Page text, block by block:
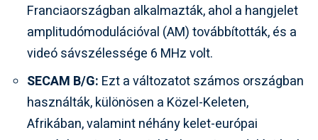
Franciaországban alkalmazták, ahol a hangjelet
amplitudómodulációval (AM) továbbították, és a
videó sávszélessége 6 MHz volt.
SECAM B/G: Ezt a változatot számos országban
használták, különösen a Közel-Keleten,
Afrikában, valamint néhány kelet-európai